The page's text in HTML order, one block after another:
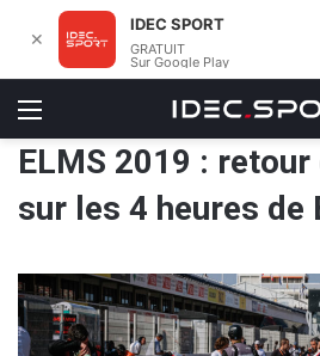
Menu
ELMS 2019 :
sur les 4 heures de
✕
IDEC SPORT
GRATUIT
Sur Google Play